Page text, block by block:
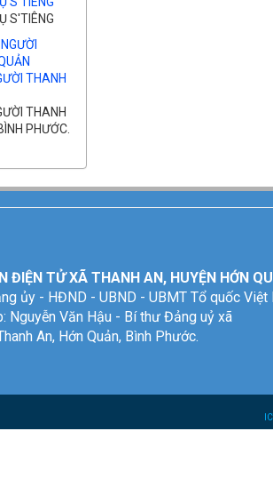
S'TIÊNG
THANH
THANH
PHƯỚC.
ĐIỆN TỬ XÃ THANH AN, HUYỆN HỚN
ủy - HĐND - UBND - UBMT Tổ quốc Việt
Nguyễn Văn Hậu - Bí thư Đảng uỷ xã
An, Hớn Quản, Bình Phước.